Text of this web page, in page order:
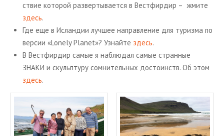
ствие ко­то­рой раз­вер­ты­ва­ет­ся в Вест­фир­дир – жмите
здесь.
Где еще в Ис­лан­дии луч­шее на­прав­ле­ние для ту­риз­ма по
вер­сии «Lonely Planet»? Узнай­те здесь.
В Вест­фир­дир самые я на­блю­дал самые стран­ные
ЗНАКИ и скульп­ту­ру со­мни­тель­ных до­сто­инств. Об этом
здесь.